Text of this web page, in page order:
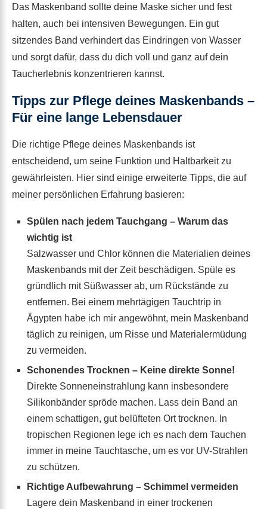
Das Maskenband sollte deine Maske sicher und fest
halten, auch bei intensiven Bewegungen. Ein gut
sitzendes Band verhindert das Eindringen von Wasser
und sorgt dafür, dass du dich voll und ganz auf dein
Taucherlebnis konzentrieren kannst.
Tipps zur Pflege deines Maskenbands –
Für eine lange Lebensdauer
Die richtige Pflege deines Maskenbands ist
entscheidend, um seine Funktion und Haltbarkeit zu
gewährleisten. Hier sind einige erweiterte Tipps, die auf
meiner persönlichen Erfahrung basieren:
Spülen nach jedem Tauchgang – Warum das
wichtig ist
Salzwasser und Chlor können die Materialien deines
Maskenbands mit der Zeit beschädigen. Spüle es
gründlich mit Süßwasser ab, um Rückstände zu
entfernen. Bei einem mehrtägigen Tauchtrip in
Ägypten habe ich mir angewöhnt, mein Maskenband
täglich zu reinigen, um Risse und Materialermüdung
zu vermeiden.
Schonendes Trocknen – Keine direkte Sonne!
Direkte Sonneneinstrahlung kann insbesondere
Silikonbänder spröde machen. Lass dein Band an
einem schattigen, gut belüfteten Ort trocknen. In
tropischen Regionen lege ich es nach dem Tauchen
immer in meine Tauchtasche, um es vor UV-Strahlen
zu schützen.
Richtige Aufbewahrung – Schimmel vermeiden
Lagere dein Maskenband in einer trockenen